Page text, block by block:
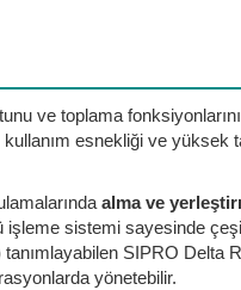
ve toplama
esnekliği ve yüksek
alma ve
işleme sistemi sayesinde
tanımlayabilen SIPRO Delta
yönetebilir.